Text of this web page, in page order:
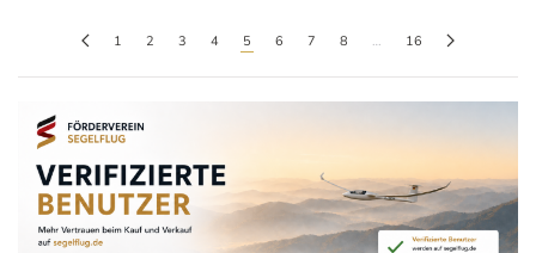
1 2 3 4 5 6 7 8 … 16